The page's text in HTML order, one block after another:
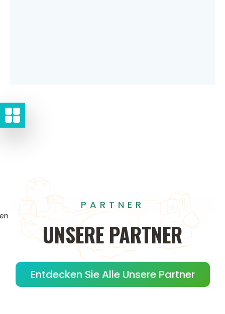
PARTNER
UNSERE PARTNER
Entdecken Sie Alle Unsere Partner